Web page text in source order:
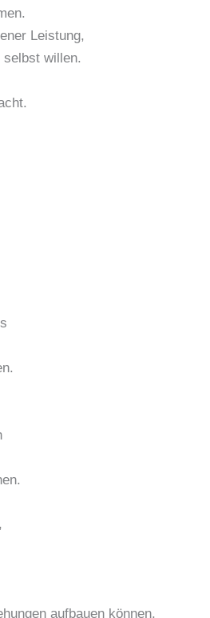
Leistung,
willen.
aufbauen können,